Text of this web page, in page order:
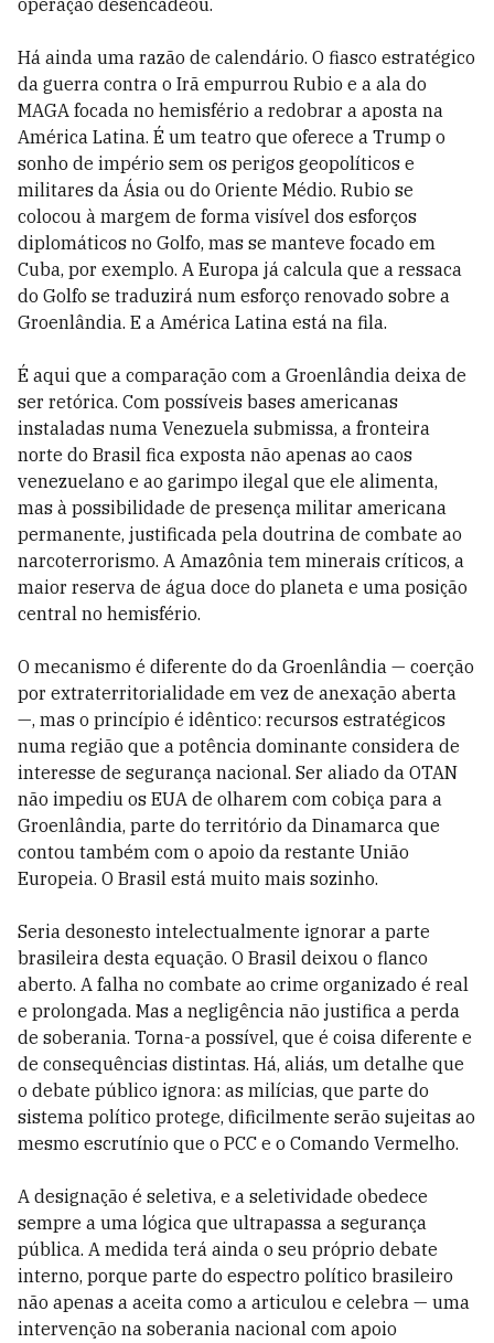
operação desencadeou.
Há ainda uma razão de calendário. O fiasco estratégico
da guerra contra o Irã empurrou Rubio e a ala do
MAGA focada no hemisfério a redobrar a aposta na
América Latina. É um teatro que oferece a Trump o
sonho de império sem os perigos geopolíticos e
militares da Ásia ou do Oriente Médio. Rubio se
colocou à margem de forma visível dos esforços
diplomáticos no Golfo, mas se manteve focado em
Cuba, por exemplo. A Europa já calcula que a ressaca
do Golfo se traduzirá num esforço renovado sobre a
Groenlândia. E a América Latina está na fila.
É aqui que a comparação com a Groenlândia deixa de
ser retórica. Com possíveis bases americanas
instaladas numa Venezuela submissa, a fronteira
norte do Brasil fica exposta não apenas ao caos
venezuelano e ao garimpo ilegal que ele alimenta,
mas à possibilidade de presença militar americana
permanente, justificada pela doutrina de combate ao
narcoterrorismo. A Amazônia tem minerais críticos, a
maior reserva de água doce do planeta e uma posição
central no hemisfério.
O mecanismo é diferente do da Groenlândia — coerção
por extraterritorialidade em vez de anexação aberta
—, mas o princípio é idêntico: recursos estratégicos
numa região que a potência dominante considera de
interesse de segurança nacional. Ser aliado da OTAN
não impediu os EUA de olharem com cobiça para a
Groenlândia, parte do território da Dinamarca que
contou também com o apoio da restante União
Europeia. O Brasil está muito mais sozinho.
Seria desonesto intelectualmente ignorar a parte
brasileira desta equação. O Brasil deixou o flanco
aberto. A falha no combate ao crime organizado é real
e prolongada. Mas a negligência não justifica a perda
de soberania. Torna-a possível, que é coisa diferente e
de consequências distintas. Há, aliás, um detalhe que
o debate público ignora: as milícias, que parte do
sistema político protege, dificilmente serão sujeitas ao
mesmo escrutínio que o PCC e o Comando Vermelho.
A designação é seletiva, e a seletividade obedece
sempre a uma lógica que ultrapassa a segurança
pública. A medida terá ainda o seu próprio debate
interno, porque parte do espectro político brasileiro
não apenas a aceita como a articulou e celebra — uma
intervenção na soberania nacional com apoio